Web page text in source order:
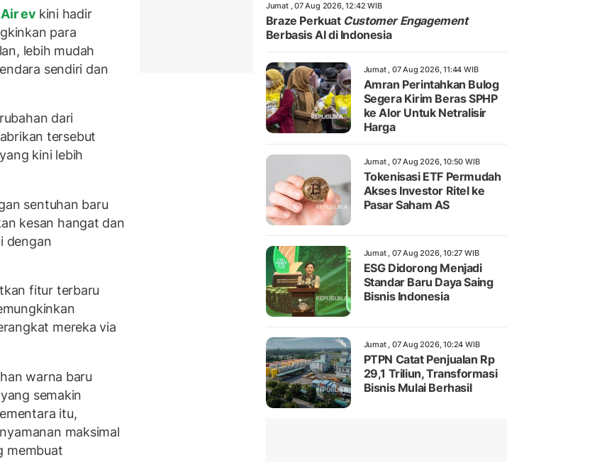
ev kini hadir
para
lebih mudah
sendiri dan
dari
tersebut
kini lebih
sentuhan baru
kesan hangat dan
dengan
fitur terbaru
mereka via
warna baru
semakin
itu,
maksimal
membuat
Jumat , 07 Aug 2026, 12:42 WIB
Braze Perkuat Customer Engagement
Berbasis AI di Indonesia
Jumat , 07 Aug 2026, 11:44 WIB
Amran Perintahkan Bulog
Segera Kirim Beras SPHP
ke Alor Untuk Netralisir
Harga
Jumat , 07 Aug 2026, 10:50 WIB
Tokenisasi ETF Permudah
Akses Investor Ritel ke
Pasar Saham AS
Jumat , 07 Aug 2026, 10:27 WIB
ESG Didorong Menjadi
Standar Baru Daya Saing
Bisnis Indonesia
Jumat , 07 Aug 2026, 10:24 WIB
PTPN Catat Penjualan Rp
29,1 Triliun, Transformasi
Bisnis Mulai Berhasil